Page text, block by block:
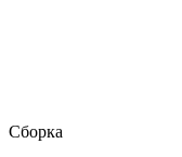
Сборка